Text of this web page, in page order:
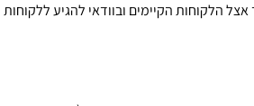
הלקוחות הקיימים ובוודאי להגיע ללקוחות